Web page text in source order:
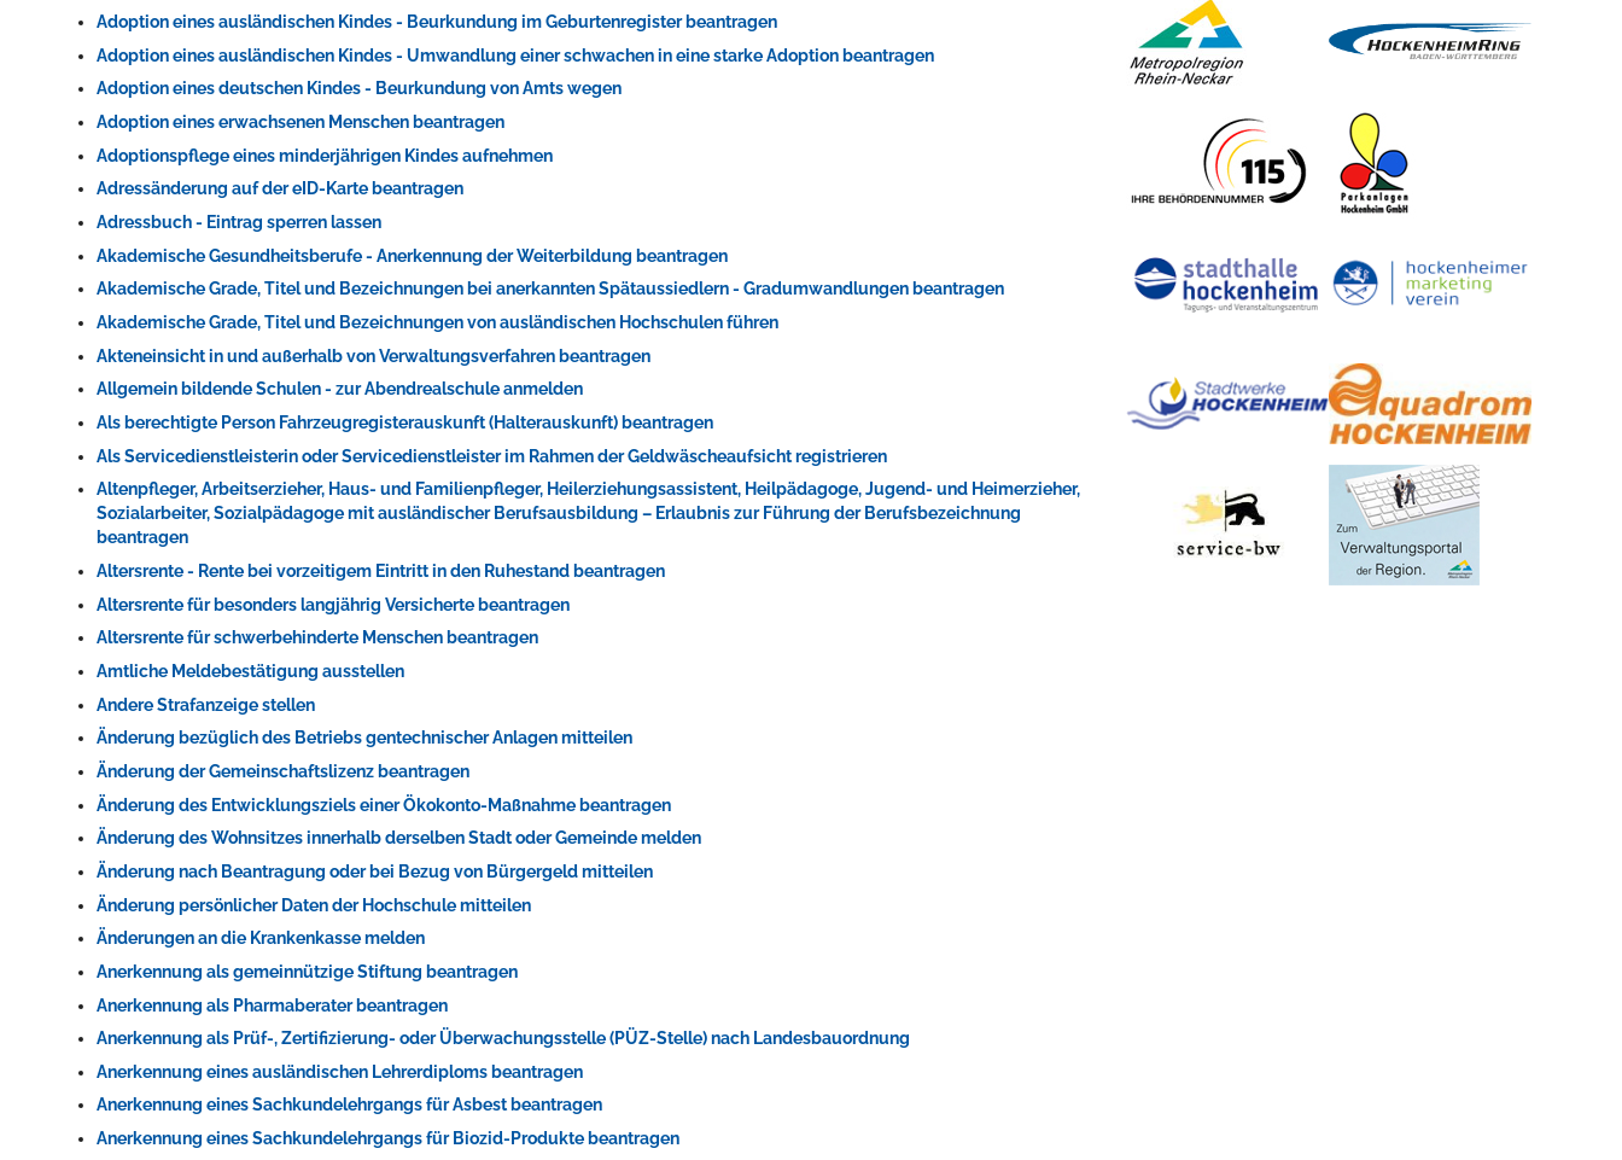
Die Stadthalle Hockenheim bietet den perfekten Standort für Events aller Art!
mehr dazu...
Adoption eines ausländischen Kindes - Beurkundung im Geburtenregister beantragen
Adoption eines ausländischen Kindes - Umwandlung einer schwachen in eine starke Adoption beantragen
Adoption eines deutschen Kindes - Beurkundung von Amts wegen
Adoption eines erwachsenen Menschen beantragen
Adoptionspflege eines minderjährigen Kindes aufnehmen
Adressänderung auf der eID-Karte beantragen
Adressbuch - Eintrag sperren lassen
Akademische Gesundheitsberufe - Anerkennung der Weiterbildung beantragen
Akademische Grade, Titel und Bezeichnungen bei anerkannten Spätaussiedlern - Gradumwandlungen beantragen
Akademische Grade, Titel und Bezeichnungen von ausländischen Hochschulen führen
Akteneinsicht in und außerhalb von Verwaltungsverfahren beantragen
Allgemein bildende Schulen - zur Abendrealschule anmelden
Als berechtigte Person Fahrzeugregisterauskunft (Halterauskunft) beantragen
Als Servicedienstleisterin oder Servicedienstleister im Rahmen der Geldwäscheaufsicht registrieren
Altenpfleger, Arbeitserzieher, Haus- und Familienpfleger, Heilerziehungsassistent, Heilpädagoge, Jugend- und Heimerzieher,
Sozialarbeiter, Sozialpädagoge mit ausländischer Berufsausbildung – Erlaubnis zur Führung der Berufsbezeichnung
beantragen
Altersrente - Rente bei vorzeitigem Eintritt in den Ruhestand beantragen
Altersrente für besonders langjährig Versicherte beantragen
Altersrente für schwerbehinderte Menschen beantragen
Amtliche Meldebestätigung ausstellen
Andere Strafanzeige stellen
Änderung bezüglich des Betriebs gentechnischer Anlagen mitteilen
Änderung der Gemeinschaftslizenz beantragen
Änderung des Entwicklungsziels einer Ökokonto-Maßnahme beantragen
Änderung des Wohnsitzes innerhalb derselben Stadt oder Gemeinde melden
Änderung nach Beantragung oder bei Bezug von Bürgergeld mitteilen
Änderung persönlicher Daten der Hochschule mitteilen
Änderungen an die Krankenkasse melden
Anerkennung als gemeinnützige Stiftung beantragen
Anerkennung als Pharmaberater beantragen
Anerkennung als Prüf-, Zertifizierung- oder Überwachungsstelle (PÜZ-Stelle) nach Landesbauordnung
Anerkennung eines ausländischen Lehrerdiploms beantragen
Anerkennung eines Sachkundelehrgangs für Asbest beantragen
Anerkennung eines Sachkundelehrgangs für Biozid-Produkte beantragen